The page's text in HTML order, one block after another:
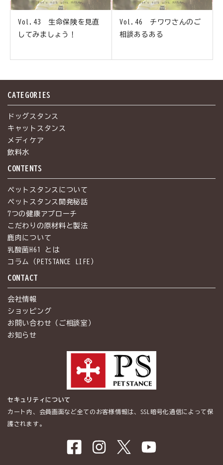
Vol.43 生命保険を見直
してみましょう！
Vol.46 チワワさんのご
相談あるある
CATEGORIES
ドッグスタンス
キャットスタンス
メディケア
飲料水
CONTENTS
ペットスタンスについて
ペットスタンス開発秘話
7つの健康アプローチ
こだわりの原材料と製法
鹿肉について
乳酸菌H61 とは
コラム（PETSTANCE LIFE）
CONTACT
会社情報
ショッピング
お問い合わせ（ご相談室）
お知らせ
セキュリティについて
カート内、会員画面など全てのお客様情報は、SSL暗号化通信によって保
護されます。